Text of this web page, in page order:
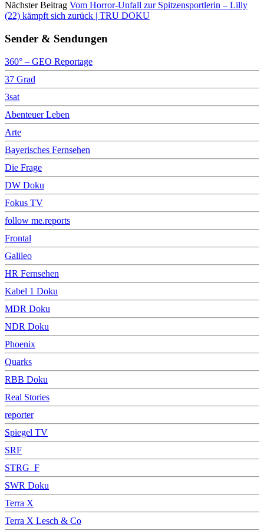
Nächster Beitrag Vom Horror-Unfall zur Spitzensportlerin – Lilly
(22) kämpft sich zurück | TRU DOKU
Sender & Sendungen
360° – GEO Reportage
37 Grad
3sat
Abenteuer Leben
Arte
Bayerisches Fernsehen
Die Frage
DW Doku
Fokus TV
follow me.reports
Frontal
Galileo
HR Fernsehen
Kabel 1 Doku
MDR Doku
NDR Doku
Phoenix
Quarks
RBB Doku
Real Stories
reporter
Spiegel TV
SRF
STRG_F
SWR Doku
Terra X
Terra X Lesch & Co